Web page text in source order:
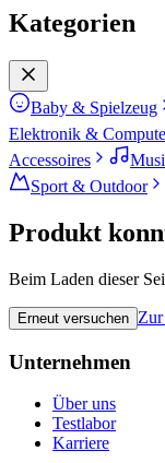
Kategorien
Baby & Spielzeug
Elektronik &
Accessoires
Sport & Outdoor
Produkt
Beim Laden dieser
Erneut versuchen Zur
Unternehmen
Über uns
Testlabor
Karriere